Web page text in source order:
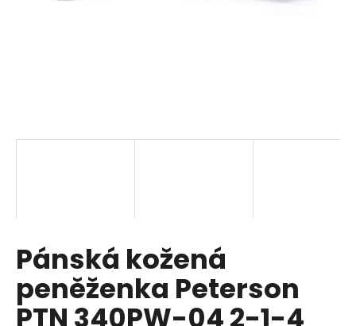
Pánská kožená
peněženka Peterson
PTN 340PW-04 2-1-4
D
o
p
o